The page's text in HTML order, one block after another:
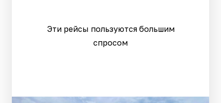
Эти рейсы пользуются большим
спросом